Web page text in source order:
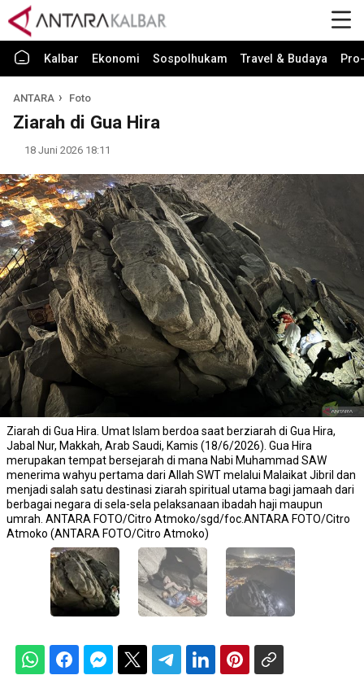
Kalbar Ekonomi Sospolhukam Travel & Budaya
ANTARA Foto
Ziarah di Gua Hira
18 Juni 2026 18:11
Ziarah di Gua Hira. Umat Islam berdoa saat berziarah di Gua Hira,
Jabal Nur, Makkah, Arab Saudi, Kamis (18/6/2026). Gua Hira
merupakan tempat bersejarah di mana Nabi Muhammad SAW
menerima wahyu pertama dari Allah SWT melalui Malaikat Jibril dan
menjadi salah satu destinasi ziarah spiritual utama bagi jamaah dari
berbagai negara di sela-sela pelaksanaan ibadah haji maupun
umrah. ANTARA FOTO/Citro Atmoko/sgd/foc.ANTARA FOTO/Citro
Atmoko (ANTARA FOTO/Citro Atmoko)